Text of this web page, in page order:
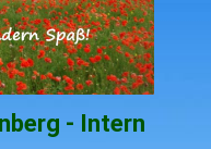
- Intern